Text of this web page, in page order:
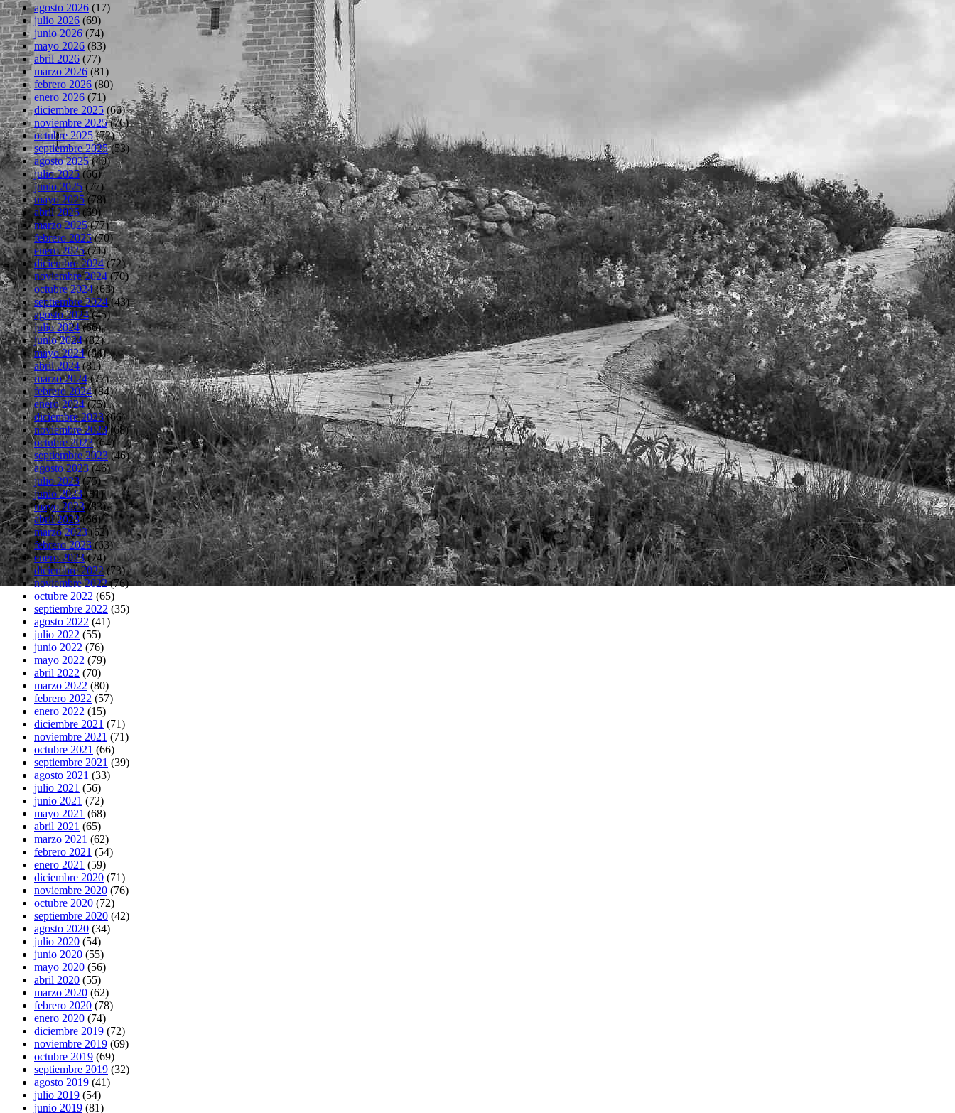
agosto 2026 (17)
julio 2026 (69)
junio 2026 (74)
mayo 2026 (83)
abril 2026 (77)
marzo 2026 (81)
febrero 2026 (80)
enero 2026 (71)
diciembre 2025 (66)
noviembre 2025(76)
octubre 2025(72)
septiembre 2025(53)
agosto 2025(40)
julio 2025(66)
junio 2025(77)
mayo 2025 (78)
abril 2025(69)
marzo 2025(77)
febrero 2025(70)
enero 2025(71)
diciembre 2024(72)
noviembre 2024(70)
octubre 2024(63)
septiembre 2024(43)
agosto 2024(45)
julio 2024(66)
junio 2024(82)
mayo 2024(84)
abril 2024(81)
marzo 2024(77)
febrero 2024(84)
enero 2024(75)
diciembre 2023(66)
noviembre 2023(68)
octubre 2023(64)
septiembre 2023(46)
agosto 2023(46)
julio 2023(75)
junio 2023(81)
mayo 2023(83)
abril 2023(66)
marzo 2023(62)
febrero 2023(63)
enero 2023(74)
diciembre 2022(73)
noviembre 2022(76)
octubre 2022 (65)
septiembre 2022 (35)
agosto 2022 (41)
julio 2022 (55)
junio 2022 (76)
mayo 2022 (79)
abril 2022 (70)
marzo 2022 (80)
febrero 2022 (57)
enero 2022 (15)
diciembre 2021 (71)
noviembre 2021 (71)
octubre 2021 (66)
septiembre 2021 (39)
agosto 2021 (33)
julio 2021 (56)
junio 2021 (72)
mayo 2021 (68)
abril 2021 (65)
marzo 2021 (62)
febrero 2021 (54)
enero 2021 (59)
diciembre 2020 (71)
noviembre 2020 (76)
octubre 2020 (72)
septiembre 2020 (42)
agosto 2020 (34)
julio 2020 (54)
junio 2020 (55)
mayo 2020 (56)
abril 2020 (55)
marzo 2020 (62)
febrero 2020 (78)
enero 2020 (74)
diciembre 2019 (72)
noviembre 2019 (69)
octubre 2019 (69)
septiembre 2019 (32)
agosto 2019 (41)
julio 2019 (54)
junio 2019 (81)